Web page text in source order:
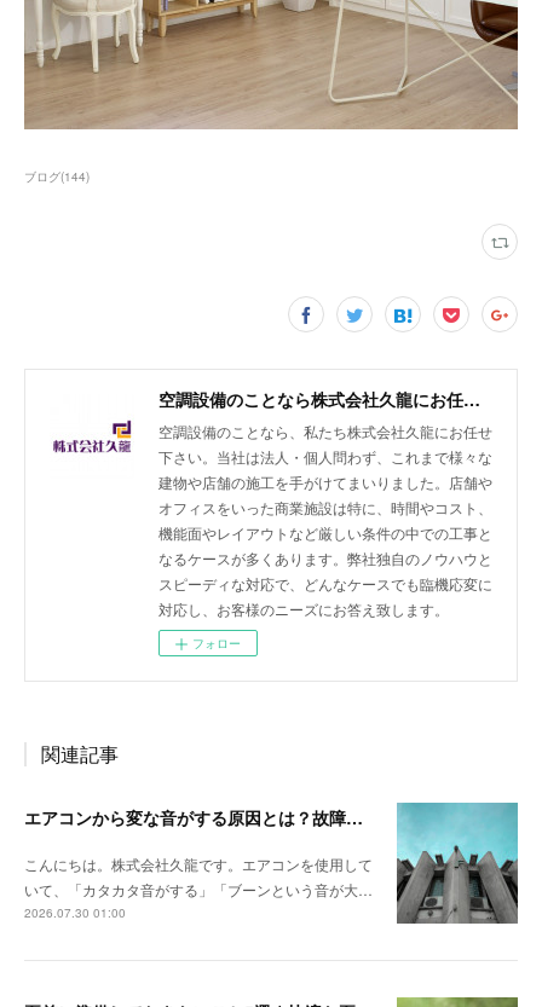
ブログ(144)
空調設備のことなら株式会社久龍にお任せ下さい
空調設備のことなら、私たち株式会社久龍にお任せ
下さい。当社は法人・個人問わず、これまで様々な
建物や店舗の施工を手がけてまいりました。店舗や
オフィスをいった商業施設は特に、時間やコスト、
機能面やレイアウトなど厳しい条件の中での工事と
なるケースが多くあります。弊社独自のノウハウと
スピーディな対応で、どんなケースでも臨機応変に
対応し、お客様のニーズにお答え致します。
フォロー
関連記事
エアコンから変な音がする原因とは？故障のサインかもしれません【空調設備のことなら株式会社久龍】
こんにちは。株式会社久龍です。エアコンを使用して
いて、「カタカタ音がする」「ブーンという音が大…
2026.07.30 01:00